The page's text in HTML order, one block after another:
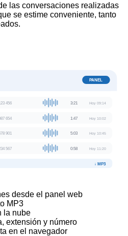
las conversaciones realizadas
se estime conveniente, tanto
PANEL
456 3:21 Hoy 09:14
654 1:47 Hoy 10:02
901 5:03 Hoy 10:45
567 0:58 Hoy 11:20
↓ MP3
desde el panel web
MP3
la nube
extensión y número
en el navegador